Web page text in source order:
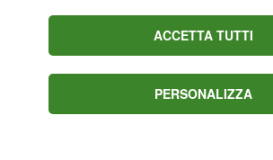
all'orizzonte una
in un club come quello
prossima stagione
.
ACCETTA TUTTI
PERSONALIZZA